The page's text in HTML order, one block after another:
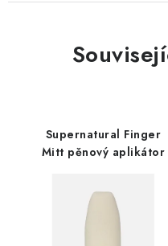
Supernatural Finger
Mitt pěnový aplikátor